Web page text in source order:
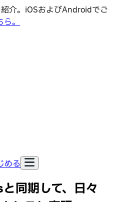
介。iOSおよびAndroidでご
ら。
める
同期して、日々